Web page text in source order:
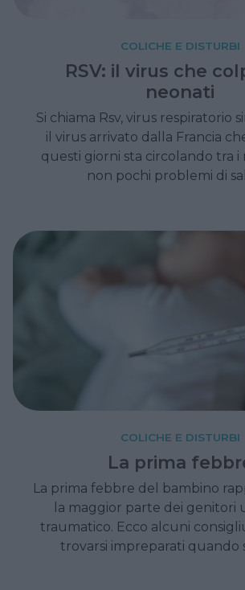
COLICHE E DISTURBI
RSV: il virus che
neonati
Si chiama Rsv, virus respiratorio
il virus arrivato dalla Francia
questi giorni sta circolando tra i
non pochi problemi di
COLICHE E DISTURBI
La prima
La prima febbre del bambino
la maggior parte dei genitori
traumatico. Ecco alcuni
trovarsi impreparati quando